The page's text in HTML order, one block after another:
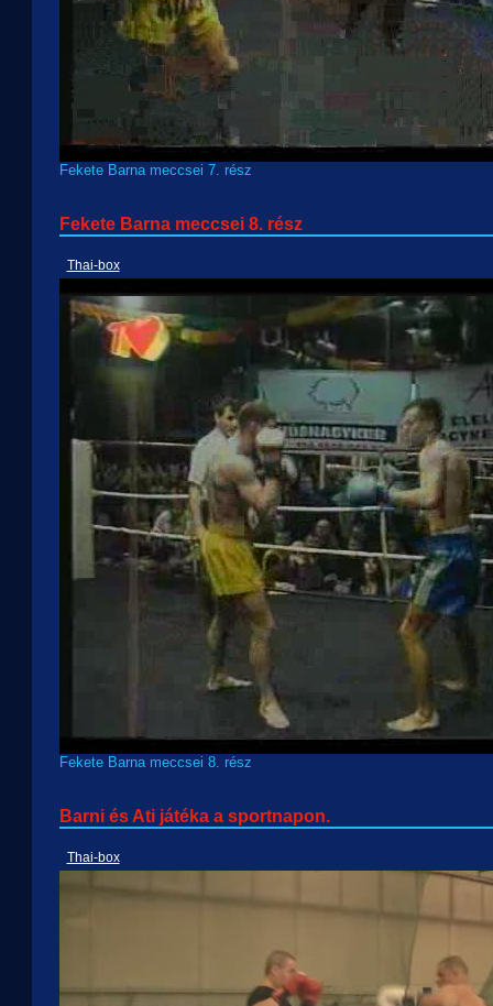
Fekete Barna meccsei 7. rész
Fekete Barna meccsei 8. rész
Thai-box
Fekete Barna meccsei 8. rész
Barni és Ati játéka a sportnapon.
Thai-box